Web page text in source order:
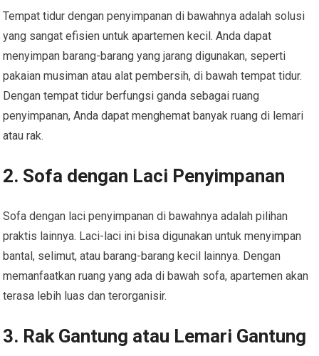
Tempat tidur dengan penyimpanan di bawahnya adalah solusi
yang sangat efisien untuk apartemen kecil. Anda dapat
menyimpan barang-barang yang jarang digunakan, seperti
pakaian musiman atau alat pembersih, di bawah tempat tidur.
Dengan tempat tidur berfungsi ganda sebagai ruang
penyimpanan, Anda dapat menghemat banyak ruang di lemari
atau rak.
2. Sofa dengan Laci Penyimpanan
Sofa dengan laci penyimpanan di bawahnya adalah pilihan
praktis lainnya. Laci-laci ini bisa digunakan untuk menyimpan
bantal, selimut, atau barang-barang kecil lainnya. Dengan
memanfaatkan ruang yang ada di bawah sofa, apartemen akan
terasa lebih luas dan terorganisir.
3. Rak Gantung atau Lemari Gantung